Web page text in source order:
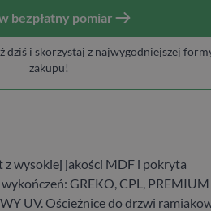
bezpłatny pomiar
dziś i skorzystaj z najwygodniejszej
zakupu!
z wysokiej jakości MDF i pokryta
GREKO, CPL,
UV. Ościeżnice do drzwi